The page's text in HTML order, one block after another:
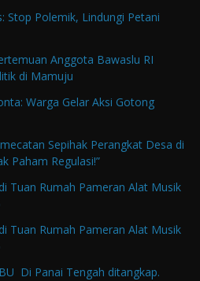
Stop Polemik, Lindungi Petani
Anggota Bawaslu RI
di Mamuju
Warga Gelar Aksi Gotong
Sepihak Perangkat Desa di
Paham Regulasi!”
Tuan Rumah Pameran Alat Musik
Tuan Rumah Pameran Alat Musik
Di Panai Tengah ditangkap.